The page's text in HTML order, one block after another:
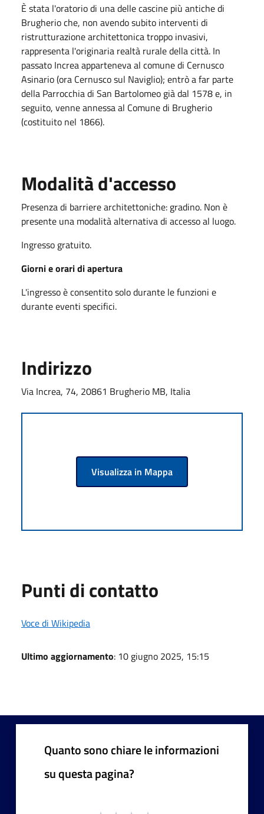
È stata l'oratorio di una delle cascine più antiche di
Brugherio che, non avendo subito interventi di
ristrutturazione architettonica troppo invasivi,
rappresenta l'originaria realtà rurale della città. In
passato Increa apparteneva al comune di Cernusco
Asinario (ora Cernusco sul Naviglio); entrò a far parte
della Parrocchia di San Bartolomeo già dal 1578 e, in
seguito, venne annessa al Comune di Brugherio
(costituito nel 1866).
Modalità d'accesso
Presenza di barriere architettoniche: gradino. Non è
presente una modalità alternativa di accesso al luogo.
Ingresso gratuito.
Giorni e orari di apertura
L'ingresso è consentito solo durante le funzioni e
durante eventi specifici.
Indirizzo
Via Increa, 74, 20861 Brugherio MB, Italia
Visualizza in Mappa
Punti di contatto
Voce di Wikipedia
Ultimo aggiornamento: 10 giugno 2025, 15:15
Quanto sono chiare le informazioni
su questa pagina?